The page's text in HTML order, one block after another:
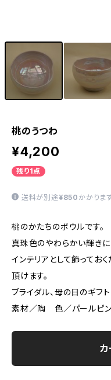
桃のうつわ
¥4,200
残り1点
送料が別途 ¥850 かかります
桃のかたちのボウルです。
真珠色のやわらかい輝きに
インテリアとして飾ってお
頂けます。
ブライダル、母の日のギフ
素材／陶 色／パールピ
カ